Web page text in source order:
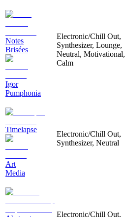
Notes
Brisées
Igor
Pumphonia
Electronic/Chill Out,
Synthesizer, Lounge,
Neutral, Motivational,
Calm
Timelapse
Art
Media
Electronic/Chill Out,
Synthesizer, Neutral
Electronic/Chill Out,